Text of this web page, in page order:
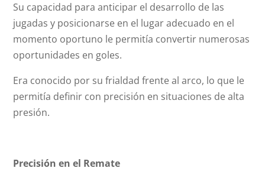
Su capacidad para anticipar el desarrollo de las
jugadas y posicionarse en el lugar adecuado en el
momento oportuno le permitía convertir numerosas
oportunidades en goles.
Era conocido por su frialdad frente al arco, lo que le
permitía definir con precisión en situaciones de alta
presión.
Precisión en el Remate